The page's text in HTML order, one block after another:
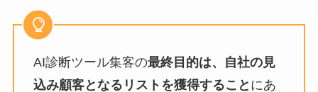
AI診断ツール集客の最終目的は、自社の見
込み顧客となるリストを獲得すること にあ